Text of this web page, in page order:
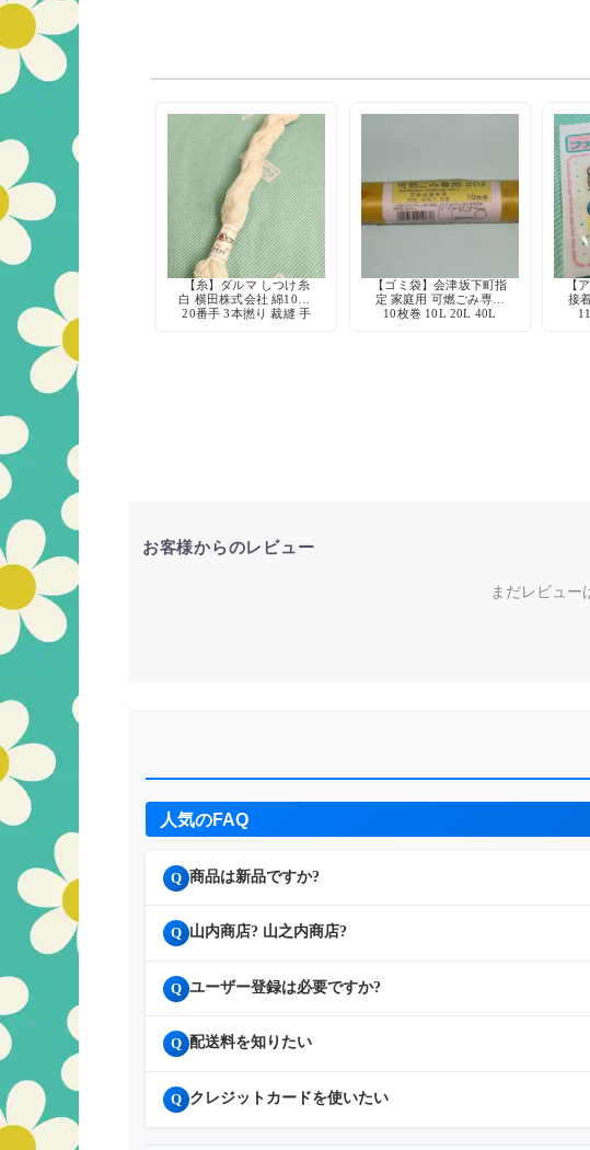
【糸】ダルマ しつけ糸
白 横田株式会社 綿100%
20番手 3本撚り 裁縫 手
【ゴミ袋】会津坂下町指
定 家庭用 可燃ごみ専用
10枚巻 10L 20L 40L
【
接
お客様からのレビュー
まだレビュー
人気のFAQ
Q 商品は新品ですか?
Q 山内商店? 山之内商店?
Q ユーザー登録は必要ですか?
Q 配送料を知りたい
Q クレジットカードを使いたい